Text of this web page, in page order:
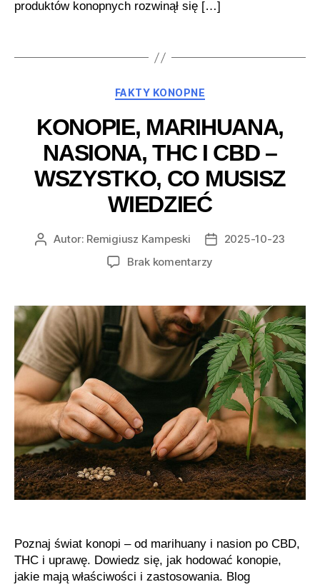
produktów konopnych rozwinął się […]
Kategorie
FAKTY KONOPNE
KONOPIE, MARIHUANA,
NASIONA, THC I CBD –
WSZYSTKO, CO MUSISZ
WIEDZIEĆ
AutorAutor: Remigiusz Kampeski
Data2025-10-23
Brak komentarzy
nasiona,
THC
i
CBD
–
wszystko,
co
musisz
wiedzieć
Poznaj świat konopi – od marihuany i nasion po CBD,
THC i uprawę. Dowiedz się, jak hodować konopie,
jakie mają właściwości i zastosowania. Blog